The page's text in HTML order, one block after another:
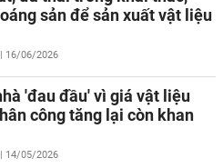
sản để sản xuất vật liệu
16/06/2026
'đau đầu' vì giá vật liệu
công tăng lại còn khan
14/05/2026